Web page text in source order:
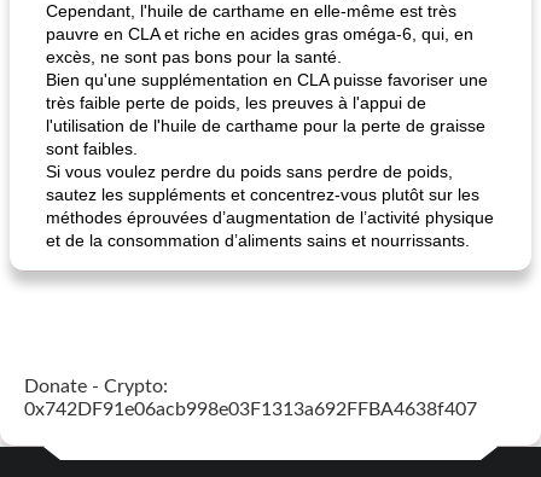
Cependant, l'huile de carthame en elle-même est très
pauvre en CLA et riche en acides gras oméga-6, qui, en
excès, ne sont pas bons pour la santé.
Bien qu'une supplémentation en CLA puisse favoriser une
très faible perte de poids, les preuves à l'appui de
l'utilisation de l'huile de carthame pour la perte de graisse
sont faibles.
Si vous voulez perdre du poids sans perdre de poids,
sautez les suppléments et concentrez-vous plutôt sur les
méthodes éprouvées d’augmentation de l’activité physique
et de la consommation d’aliments sains et nourrissants.
Donate - Crypto:
0x742DF91e06acb998e03F1313a692FFBA4638f407